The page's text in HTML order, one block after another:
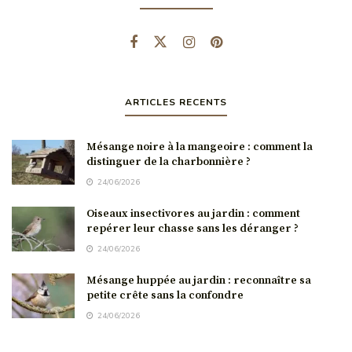
ARTICLES RECENTS
Mésange noire à la mangeoire : comment la
distinguer de la charbonnière ?
24/06/2026
Oiseaux insectivores au jardin : comment
repérer leur chasse sans les déranger ?
24/06/2026
Mésange huppée au jardin : reconnaître sa
petite crête sans la confondre
24/06/2026